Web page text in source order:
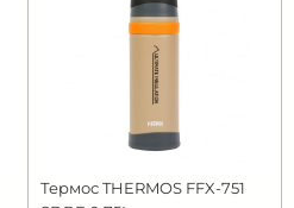
Термос THERMOS FFX-751